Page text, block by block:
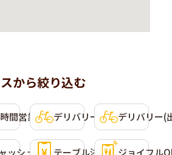
から絞り込む
ができます。複数選択可。
間営業 デリバリー(Uber Eats)
デリバリー(
ッシュレス決済テーブル決済 ジョイフル